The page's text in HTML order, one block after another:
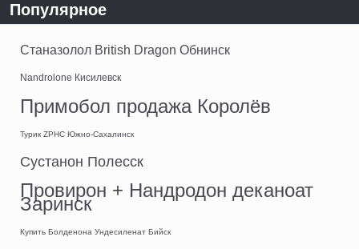
Популярное
Станазолол British Dragon Обнинск
Nandrolone Кисилевск
Примобол продажа Королёв
Турик ZPHC Южно-Сахалинск
Сустанон Полесск
Провирон + Нандродон деканоат
Заринск
Купить Болденона Ундесиленат Бийск